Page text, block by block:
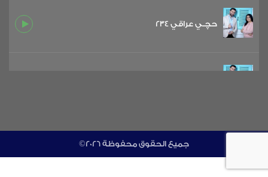
حچـي عراقي 234
©جميع الحقوق محفوظة 2026